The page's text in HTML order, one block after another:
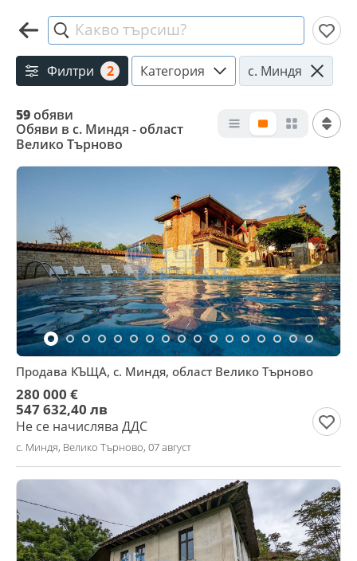
Какво търсиш?
Филтри 2 Категория с. Миндя
59обяви
Обяви в с. Миндя - област
Велико Търново
Продава КЪЩА, с. Миндя, област Велико Търново
280 000 €
547 632,40 лв
Не се начислява ДДС
с. Миндя, Велико Търново, 07 август